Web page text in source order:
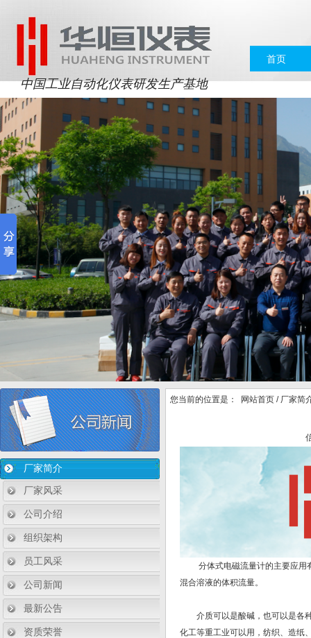
中国工业自动化仪表研发生产基地
首页
厂家简介
厂家风采
公司介绍
组织架构
员工风采
公司新闻
最新公告
资质荣誉
您当前的位置是： 网站首页 / 厂家简
分体式电磁流量计的主要应用有
混合溶液的体积流量。
介质可以是酸碱，也可以是各种
化工等重工业可以用，纺织、造纸